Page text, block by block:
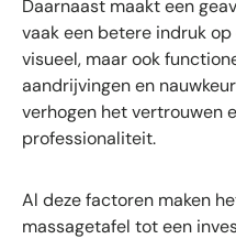
Daarnaast maakt een
vaak een betere indruk
visueel, maar ook
aandrijvingen en
verhogen het vertrouwen
professionaliteit.
Al deze factoren maken
massagetafel tot een